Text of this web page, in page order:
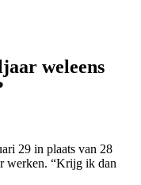
weleens
29 in plaats van 28
werken. “Krijg ik dan